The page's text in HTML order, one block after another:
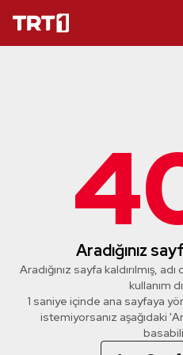
Aradığınız
Aradığınız sayfa kaldırılmış,
kullanım
1 saniye içinde ana sayfaya
istemiyorsanız aşağıdaki